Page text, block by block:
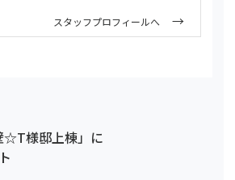
スタッフプロフィールへ
☆T様邸上棟」に